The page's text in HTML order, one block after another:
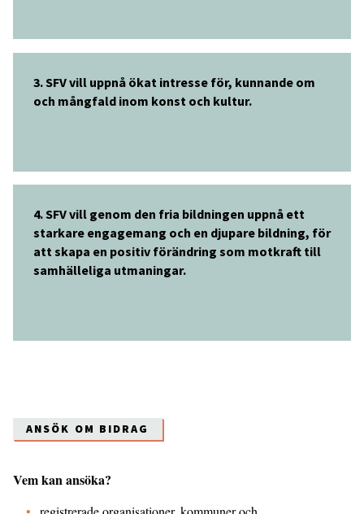
3. SFV vill uppnå ökat intresse för, kunnande om
och mångfald inom konst och kultur.
4. SFV vill genom den fria bildningen uppnå ett
starkare engagemang och en djupare bildning, för
att skapa en positiv förändring som motkraft till
samhälleliga utmaningar.
ANSÖK OM BIDRAG
Vem kan ansöka?